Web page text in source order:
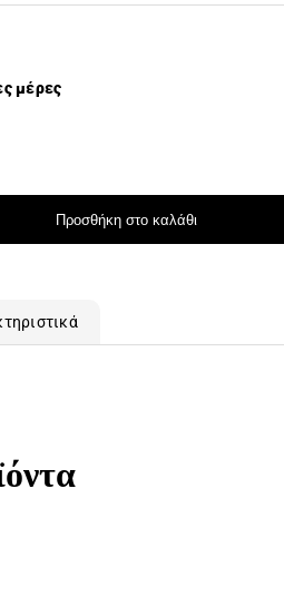
μέρες
Προσθήκη στο καλάθι